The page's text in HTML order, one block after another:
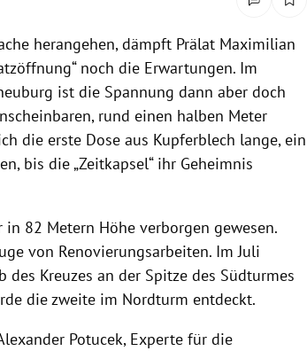
herangehen, dämpft Prälat Maximilian
noch die Erwartungen. Im
ist die Spannung dann aber doch
rund einen halben Meter
die erste Dose aus Kupferblech lange, ein
bis die „Zeitkapsel“ ihr Geheimnis
82 Metern Höhe verborgen gewesen.
von Renovierungsarbeiten. Im Juli
Kreuzes an der Spitze des Südturmes
die zweite im Nordturm entdeckt.
Potucek, Experte für die